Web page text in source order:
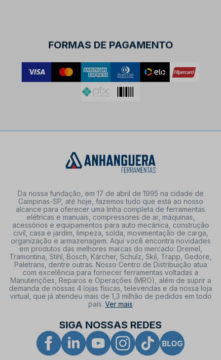
FORMAS DE PAGAMENTO
Da nossa fundação, em 17 de abril de 1995 na cidade de
Campinas-SP, até hoje, fazemos tudo que está ao nosso
alcance para oferecer uma linha completa de ferramentas
elétricas e manuais, compressores de ar, máquinas,
acessórios e equipamentos para auto mecânica, construção
civil, casa e jardim, limpeza, solda, movimentação de carga,
organização e armazenagem. Aqui você encontra novidades
em produtos das melhores marcas do mercado: Dremel,
Tramontina, Stihl, Bosch, Kärcher, Schulz, Skil, Trapp, Gedore,
Paletrans, dentre outras. Nosso Centro de Distribuição atua
com excelência para fornecer ferramentas voltadas a
Manutenções, Reparos e Operações (MRO), além de suprir a
demanda de nossas 4 lojas físicas, televendas e da nossa loja
virtual, que já atendeu mais de 1,3 milhão de pedidos em todo
país. Ver mais
SIGA NOSSAS REDES